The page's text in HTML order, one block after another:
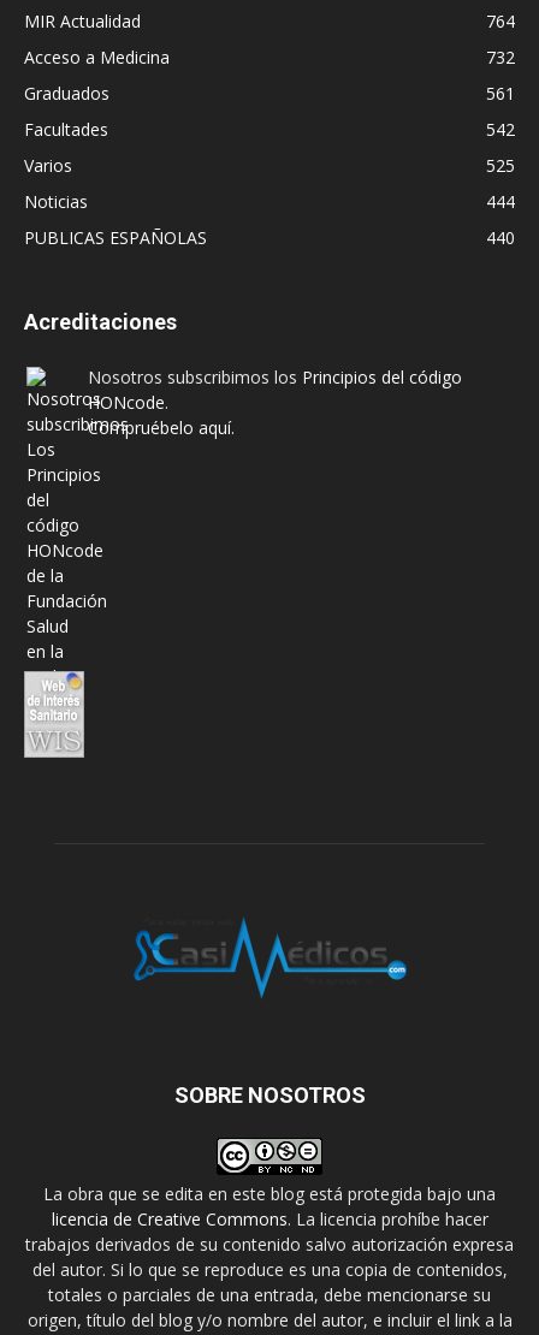
MIR Actualidad
764
Acceso a Medicina
732
Graduados
561
Facultades
542
Varios
525
Noticias
444
PUBLICAS ESPAÑOLAS
440
Acreditaciones
Nosotros subscribimos los Principios del código
HONcode.
Compruébelo aquí.
SOBRE NOSOTROS
La obra que se edita en este blog está protegida bajo una
licencia de Creative Commons. La licencia prohíbe hacer
trabajos derivados de su contenido salvo autorización expresa
del autor. Si lo que se reproduce es una copia de contenidos,
totales o parciales de una entrada, debe mencionarse su
origen, título del blog y/o nombre del autor, e incluir el link a la